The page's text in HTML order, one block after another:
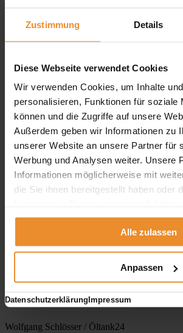
Zustimmung Details
Diese Webseite verwendet Cookies
Wir verwenden Cookies, um Inhalte
personalisieren, Funktionen für soziale
können und die Zugriffe auf unsere
Außerdem geben wir Informationen zu
unserer Website an unsere Partner für
Werbung und Analysen weiter. Unsere
Informationen möglicherweise mit
die Sie ihnen bereitgestellt haben oder
Alle zulassen
Anpassen
DatenschutzerklärungImpressum
hier!
Wir freuen uns auf Ihre Anfrage
gerne ein unverbindliches
Aufgrund Ihrer Datenschutzeinstellungen
unsere ProvenExpert Bewertungen hier
Wolfgang Schlösser / Öltank24